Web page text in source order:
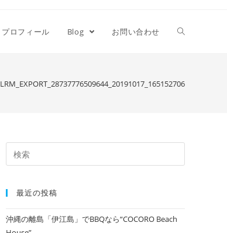
プロフィール Blog お問い合わせ
LRM_EXPORT_28737776509644_20191017_165152706
最近の投稿
沖縄の離島「伊江島」でBBQなら“COCORO Beach